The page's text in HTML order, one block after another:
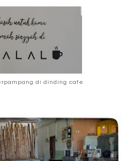
di dinding cafe